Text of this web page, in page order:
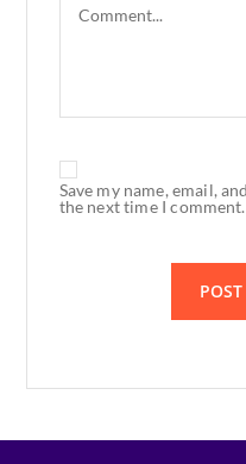
Save my name, email,
the next time I comment.